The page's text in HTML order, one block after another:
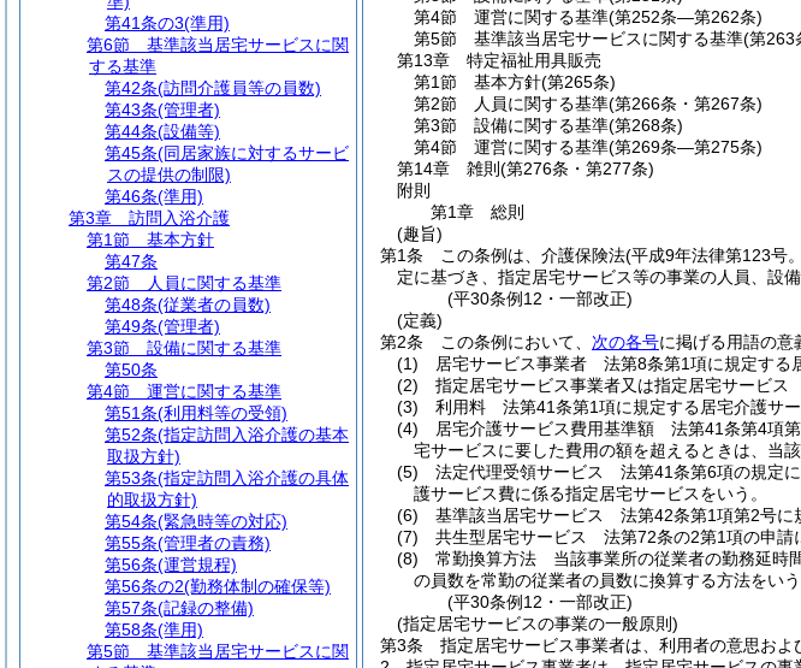
第4節
運営に関する基準(第252条―第262条)
第5節
基準該当居宅サービスに関する基準(第263
第13章
特定福祉用具販売
第1節
基本方針(第265条)
第2節
人員に関する基準(第266条・第267条)
第3節
設備に関する基準(第268条)
第4節
運営に関する基準(第269条―第275条)
第14章
雑則 (第276条・第277条)
附則
第1章
総則
(趣旨)
第1条
この条例は、介護保険法(平成9年法律第123号
定に基づき、指定居宅サービス等の事業の人員、設
(平30条例12・一部改正)
(定義)
第2条
この条例において、 次の各号に掲げる用語の意
(1)
居宅サービス事業者 法第8条第1項に規定する
(2)
指定居宅サービス事業者又は指定居宅サービ
(3)
利用料 法第41条第1項に規定する居宅介護サ
(4)
居宅介護サービス費用基準額 法第41条第4項
宅サービスに要した費用の額を超えるときは、当
(5)
法定代理受領サービス 法第41条第6項の規定
護サービス費に係る指定居宅サービスをいう。
(6)
基準該当居宅サービス 法第42条第1項第2号に
(7)
共生型居宅サービス 法第72条の2第1項の申請
(8)
常勤換算方法 当該事業所の従業者の勤務延時
の員数を常勤の従業者の員数に換算する方法をいう
(平30条例12・一部改正)
(指定居宅サービスの事業の一般原則)
第3条
指定居宅サービス事業者は、利用者の意思お
第41条の3(準用)
第6節
基準該当居宅サービスに関
する基準
第42条(訪問介護員等の員数)
第43条(管理者)
第44条(設備等)
第45条(同居家族に対するサービ
スの提供の制限)
第46条(準用)
第3章
訪問入浴介護
第1節
基本方針
第47条
第2節
人員に関する基準
第48条(従業者の員数)
第49条(管理者)
第3節
設備に関する基準
第50条
第4節
運営に関する基準
第51条(利用料等の受領)
第52条(指定訪問入浴介護の基本
取扱方針)
第53条(指定訪問入浴介護の具体
的取扱方針)
第54条(緊急時等の対応)
第55条(管理者の責務)
第56条(運営規程)
第56条の2(勤務体制の確保等)
第57条(記録の整備)
第58条(準用)
第5節
基準該当居宅サービスに関